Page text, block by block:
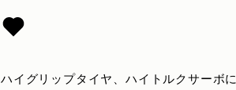
ハイグリップタイヤ、ハイトルクサーボ